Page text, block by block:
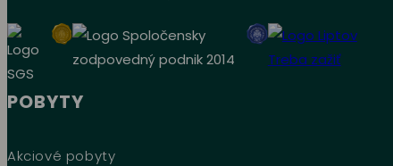
POBYTY
Akciové pobyty